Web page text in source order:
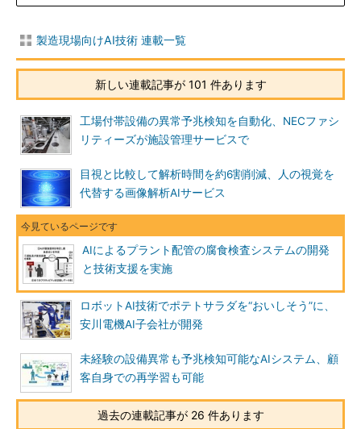
製造現場向けAI技術 連載一覧
新しい連載記事が 101 件あります
工場付帯設備の異常予兆検知を自動化、NECファシ
リティーズが施設管理サービスで
目視と比較して解析時間を約6割削減、人の視覚を
代替する画像解析AIサービス
AIによるプラント配管の腐食検査システムの開発
と技術支援を実施
ロボットAI技術でポテトサラダを“おいしそう”に、
安川電機AI子会社が開発
未経験の設備異常も予兆検知可能なAIシステム、顧
客自身での再学習も可能
過去の連載記事が 26 件あります